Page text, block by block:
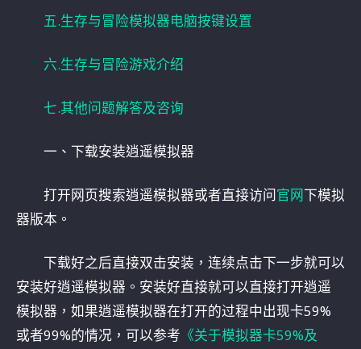
五.生存与冒险模拟器电脑按键设置
六.生存与冒险游戏介绍
七.其他问题解答及咨询
一、下载安装逍遥模拟器
打开网页搜索逍遥模拟器或者直接访问官网下模拟
器版本。
下载好之后直接双击安装，连续点击下一步就可以
安装好逍遥模拟器。安装好直接就可以直接打开逍遥
模拟器，如果逍遥模拟器在打开的过程中出现卡59%
或者99%的情况，可以参考 《关于模拟器卡59%及